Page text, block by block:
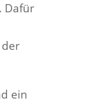
Dafür
ein